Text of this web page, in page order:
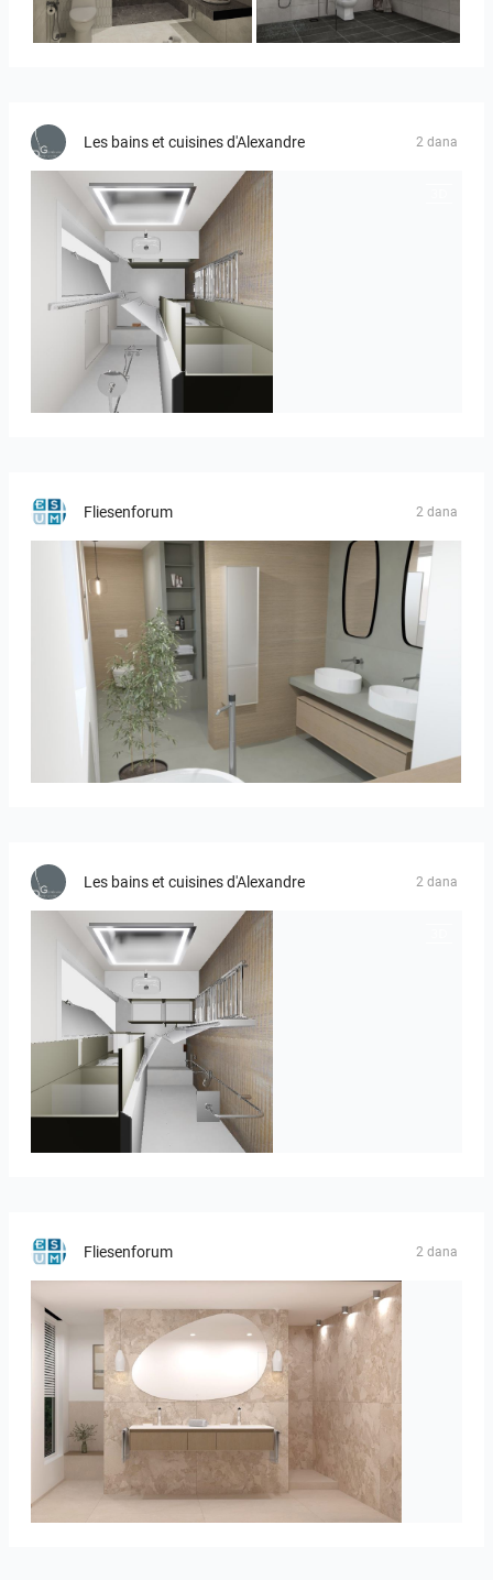
YUSMAN_BATHROOM KHAI_MASTERBATHROOM
Les bains et cuisines d'Alexandre 2 dana
JEGOUX-PASSER 2
Fliesenforum 2 dana
Bild_01
Les bains et cuisines d'Alexandre 2 dana
JEGOUX-PASSER
Fliesenforum 2 dana